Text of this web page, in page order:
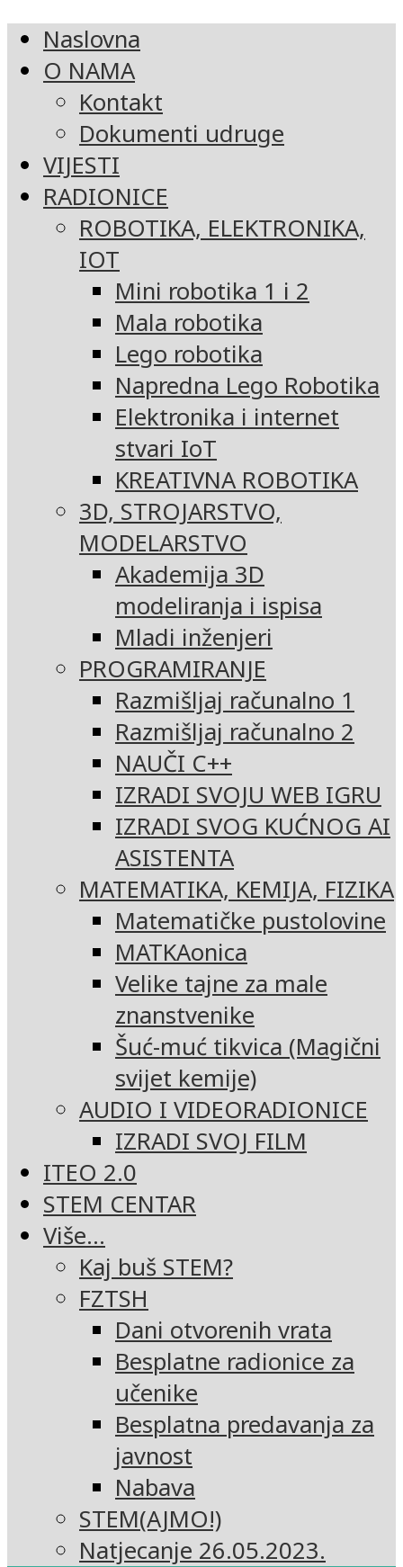
Naslovna
O NAMA
Kontakt
Dokumenti udruge
VIJESTI
RADIONICE
ROBOTIKA, ELEKTRONIKA,
IOT
Mini robotika 1 i 2
Mala robotika
Lego robotika
Napredna Lego Robotika
Elektronika i internet
stvari IoT
KREATIVNA ROBOTIKA
3D, STROJARSTVO,
MODELARSTVO
Akademija 3D
modeliranja i ispisa
Mladi inženjeri
PROGRAMIRANJE
Razmišljaj računalno 1
Razmišljaj računalno 2
NAUČI C++
IZRADI SVOJU WEB IGRU
IZRADI SVOG KUĆNOG AI
ASISTENTA
MATEMATIKA, KEMIJA, FIZIKA
Matematičke pustolovine
MATKAonica
Velike tajne za male
znanstvenike
Šuć-muć tikvica (Magični
svijet kemije)
AUDIO I VIDEORADIONICE
IZRADI SVOJ FILM
ITEO 2.0
STEM CENTAR
Više…
Kaj buš STEM?
FZTSH
Dani otvorenih vrata
Besplatne radionice za
učenike
Besplatna predavanja za
javnost
Nabava
STEM(AJMO!)
Natjecanje 26.05.2023.